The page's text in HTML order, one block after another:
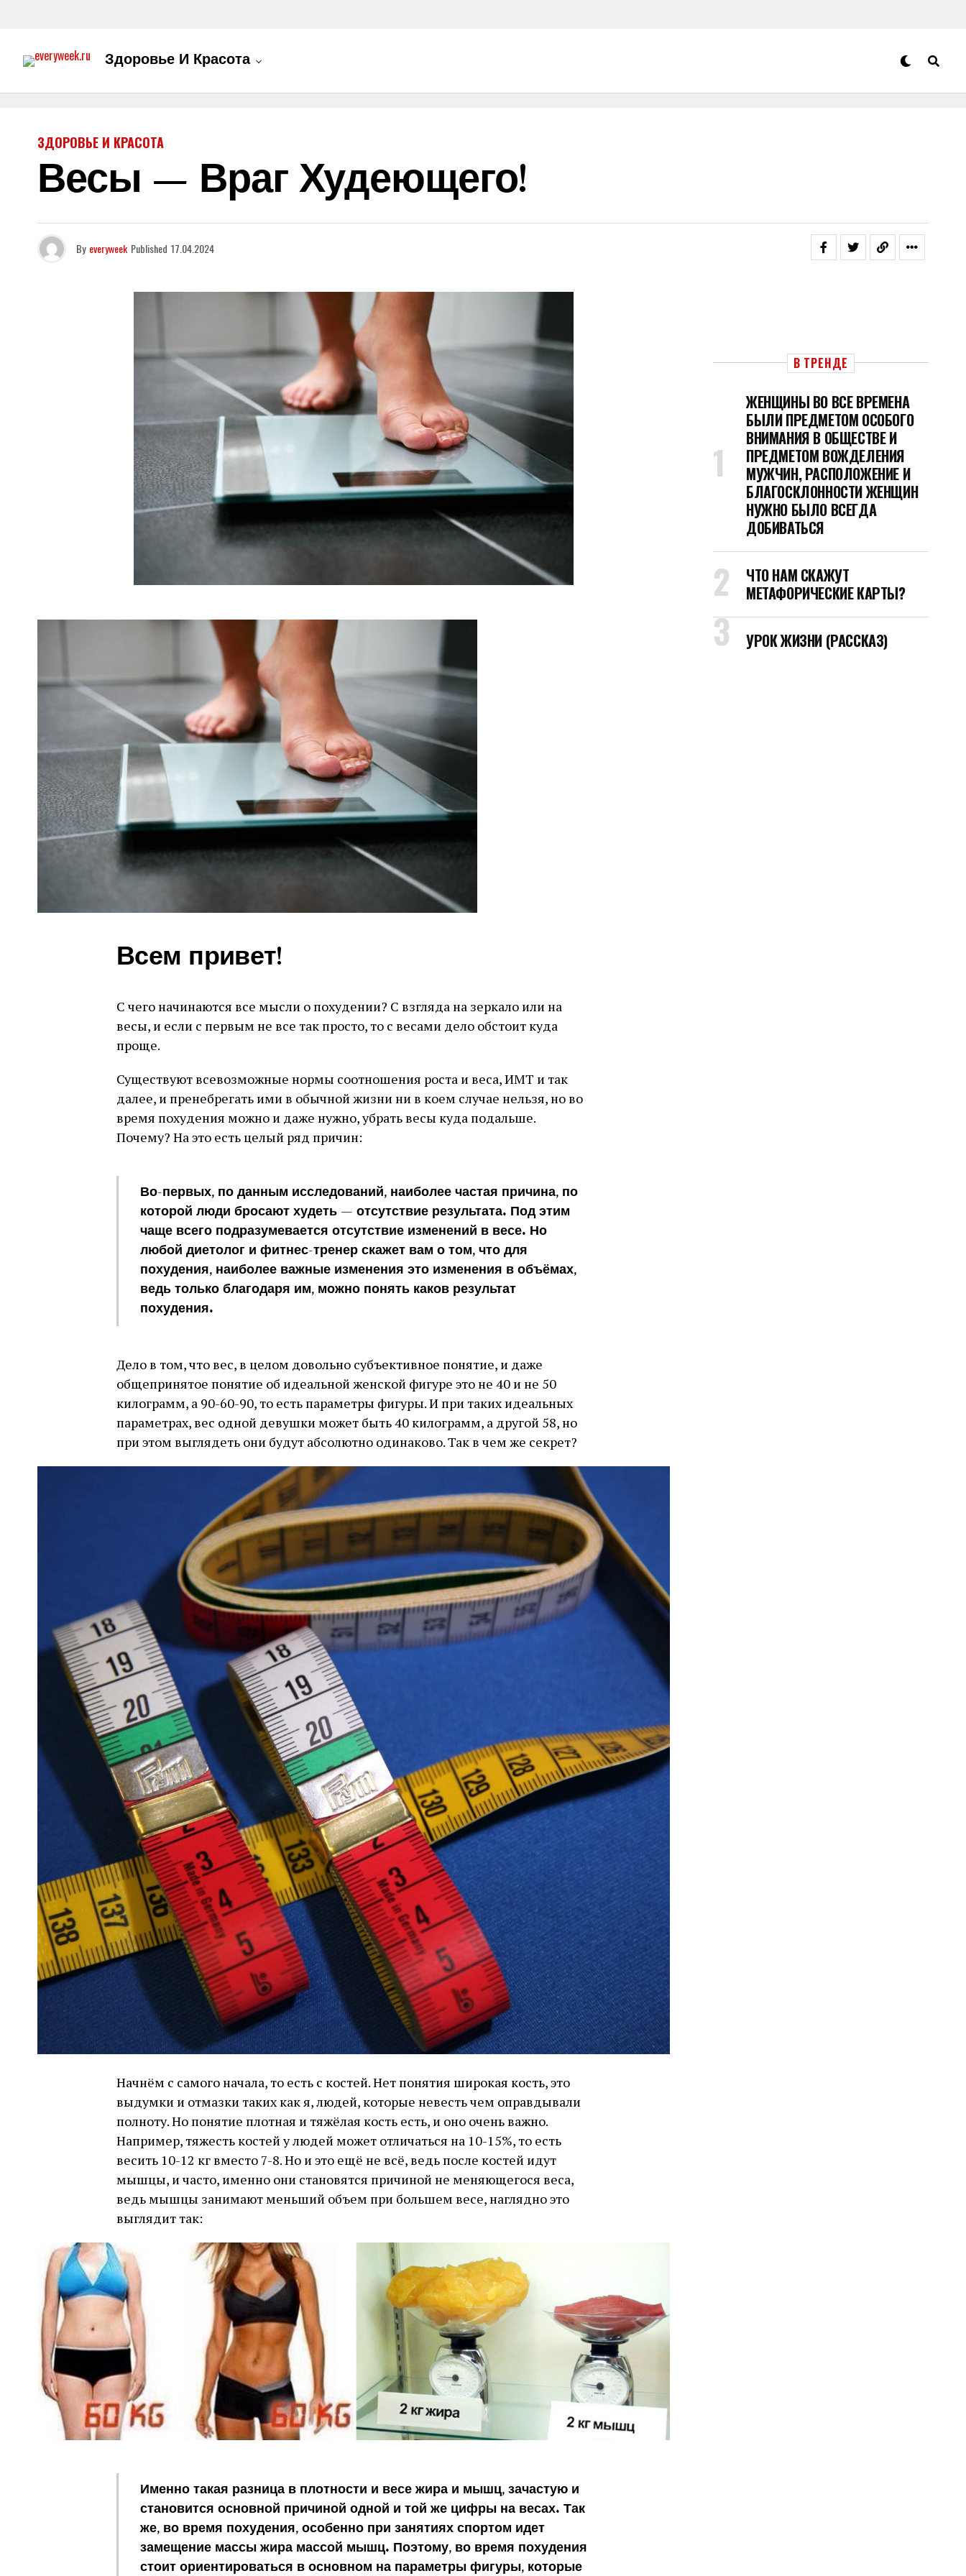
Здоровье И Красота
ЗДОРОВЬЕ И КРАСОТА
Весы — Враг Худеющего!
By everyweek Published 17.04.2024
Всем привет!
С чего начинаются все мысли о похудении? С взгляда на зеркало или на
весы, и если с первым не все так просто, то с весами дело обстоит куда
проще.
Существуют всевозможные нормы соотношения роста и веса, ИМТ и так
далее, и пренебрегать ими в обычной жизни ни в коем случае нельзя, но во
время похудения можно и даже нужно, убрать весы куда подальше.
Почему? На это есть целый ряд причин:
Во-первых, по данным исследований, наиболее частая причина, по
которой люди бросают худеть — отсутствие результата. Под этим
чаще всего подразумевается отсутствие изменений в весе. Но
любой диетолог и фитнес-тренер скажет вам о том, что для
похудения, наиболее важные изменения это изменения в объёмах,
ведь только благодаря им, можно понять каков результат
похудения.
Дело в том, что вес, в целом довольно субъективное понятие, и даже
общепринятое понятие об идеальной женской фигуре это не 40 и не 50
килограмм, а 90-60-90, то есть параметры фигуры. И при таких идеальных
параметрах, вес одной девушки может быть 40 килограмм, а другой 58, но
при этом выглядеть они будут абсолютно одинаково. Так в чем же секрет?
Начнём с самого начала, то есть с костей. Нет понятия широкая кость, это
выдумки и отмазки таких как я, людей, которые невесть чем оправдывали
полноту. Но понятие плотная и тяжёлая кость есть, и оно очень важно.
Например, тяжесть костей у людей может отличаться на 10-15%, то есть
весить 10-12 кг вместо 7-8. Но и это ещё не всё, ведь после костей идут
мышцы, и часто, именно они становятся причиной не меняющегося веса,
ведь мышцы занимают меньший объем при большем весе, наглядно это
выглядит так:
Именно такая разница в плотности и весе жира и мышц, зачастую и
становится основной причиной одной и той же цифры на весах. Так
же, во время похудения, особенно при занятиях спортом идет
замещение массы жира массой мышц. Поэтому, во время похудения
стоит ориентироваться в основном на параметры фигуры, которые
В ТРЕНДЕ
ЖЕНЩИНЫ ВО ВСЕ ВРЕМЕНА
БЫЛИ ПРЕДМЕТОМ ОСОБОГО
ВНИМАНИЯ В ОБЩЕСТВЕ И
ПРЕДМЕТОМ ВОЖДЕЛЕНИЯ
МУЖЧИН, РАСПОЛОЖЕНИЕ И
БЛАГОСКЛОННОСТИ ЖЕНЩИН
НУЖНО БЫЛО ВСЕГДА
ДОБИВАТЬСЯ
ЧТО НАМ СКАЖУТ
МЕТАФОРИЧЕСКИЕ КАРТЫ?
УРОК ЖИЗНИ (РАССКАЗ)